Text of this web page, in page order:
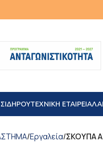
TEXNIKH ΕΤΑΙΡΕΙΑ
/Εργαλεία/ΣΚΟΥΠΑ